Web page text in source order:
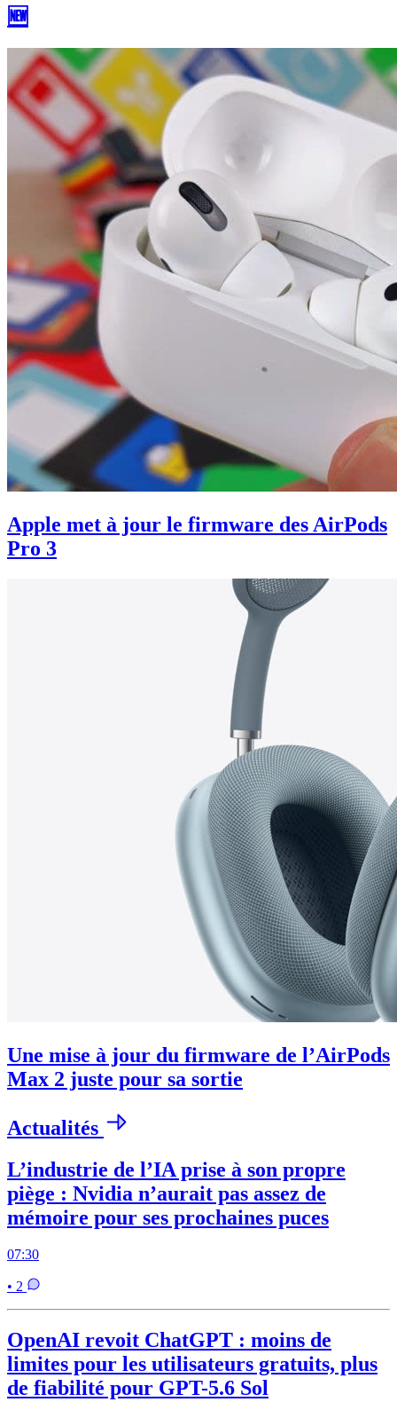
🆕
Apple met à jour le firmware des AirPods
Pro 3
Une mise à jour du firmware de l’AirPods
Max 2 juste pour sa sortie
Actualités
L’industrie de l’IA prise à son propre
piège : Nvidia n’aurait pas assez de
mémoire pour ses prochaines puces
07:30
• 2
OpenAI revoit ChatGPT : moins de
limites pour les utilisateurs gratuits, plus
de fiabilité pour GPT-5.6 Sol